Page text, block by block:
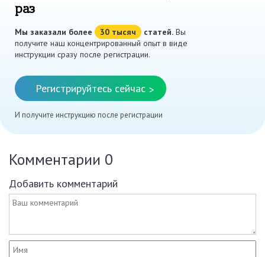
раз
Мы заказали более 30 тысяч статей. Вы
получите наш концентрированный опыт в виде
инструкции сразу после регистрации.
Регистрируйтесь сейчас >
И получите инструкцию после регистрации
Комментарии 0
Добавить комментарий